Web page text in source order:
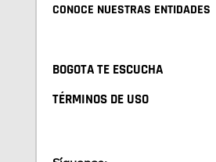
CONOCE NUESTRAS ENTIDADES
BOGOTA TE ESCUCHA
TÉRMINOS DE USO